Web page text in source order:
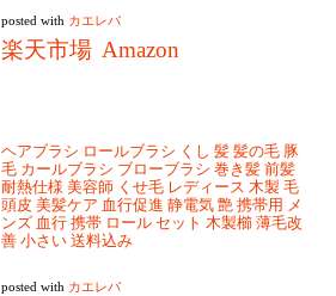
posted with カエレバ
楽天市場 Amazon
ヘアブラシ ロールブラシ くし 髪 髪の毛 豚
毛 カールブラシ ブローブラシ 巻き髪 前髪
耐熱仕様 美容師 くせ毛 レディース 木製 毛
頭皮 美髪ケア 血行促進 静電気 艶 携帯用 メ
ンズ 血行 携帯 ロール セット 木製櫛 薄毛改
善 小さい 送料込み
posted with カエレバ